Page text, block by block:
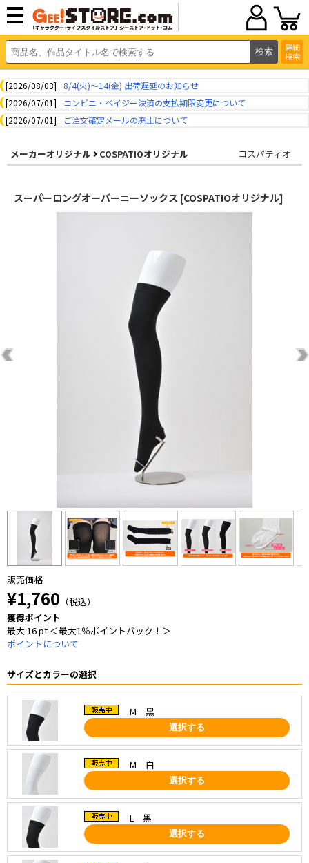
詳細
検索
[2026/08/03]
8/4(火)～14(金) 出荷遅延のお知らせ
[2026/07/01]
コンビニ・ペイジー決済の支払期限変更について
[2026/07/01]
ご注文確定メールの廃止について
メーカーオリジナル COSPATIOオリジナル コスパティオ
スーパーロングオーバーニーソックス [COSPATIOオリジナル]
販売価格
¥1,760 （税込）
獲得ポイント
最大 16 pt ＜最大1％ポイントバック！＞
ポイントについて
サイズとカラーの選択
M 黒
選択する
M 白
選択する
L 黒
選択する